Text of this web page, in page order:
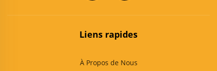
Liens rapides
À Propos de Nous